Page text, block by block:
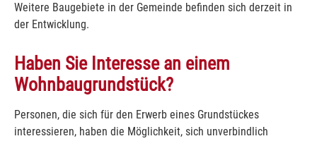
Weitere Baugebiete in der Gemeinde befinden sich derzeit in
der Entwicklung.
Haben Sie Interesse an einem
Wohnbaugrundstück?
Personen, die sich für den Erwerb eines Grundstückes
interessieren, haben die Möglichkeit, sich unverbindlich